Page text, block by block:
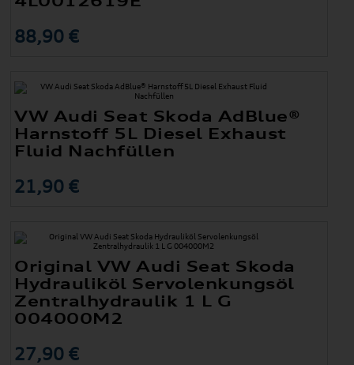
88,90 €
VW Audi Seat Skoda AdBlue®
Harnstoff 5L Diesel Exhaust
Fluid Nachfüllen
21,90 €
Original VW Audi Seat Skoda
Hydrauliköl Servolenkungsöl
Zentralhydraulik 1 L G
004000M2
27,90 €